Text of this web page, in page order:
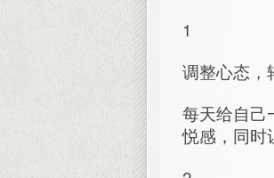
1
调整心态，
每天给自己
悦感，同时